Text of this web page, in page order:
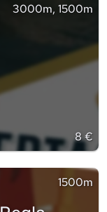
3000m, 1500m
8 €
1500m